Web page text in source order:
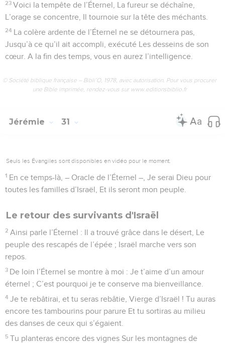
23 Voici la tempête de l’Éternel, La fureur se déchaîne,
L’orage se concentre, Il tournoie sur la tête des méchants.
24 La colère ardente de l’Éternel ne se détournera pas,
Jusqu’à ce qu’il ait accompli, exécuté Les desseins de son
cœur. A la fin des temps, vous en aurez l’intelligence.
© Société biblique française – Bibli’O, 1978, avec autorisation. Pour vous procurer
une Bible imprimée, rendez-vous sur www.editionsbiblio.fr
Jérémie 31
Seuls les Évangiles sont disponibles en vidéo pour le moment.
1 En ce temps-là, – Oracle de l’Éternel –, Je serai Dieu pour
toutes les familles d’Israël, Et ils seront mon peuple.
Le retour des survivants d'Israël
2 Ainsi parle l’Éternel : Il a trouvé grâce dans le désert, Le
peuple des rescapés de l’épée ; Israël marche vers son
repos.
3 De loin l’Éternel se montre à moi : Je t’aime d’un amour
éternel ; C’est pourquoi je te conserve ma bienveillance.
4 Je te rebâtirai, et tu seras rebâtie, Vierge d’Israël ! Tu auras
encore tes tambourins pour parure Et tu sortiras au milieu
des danses de ceux qui s’égaient.
5 Tu planteras encore des vignes Sur les montagnes de